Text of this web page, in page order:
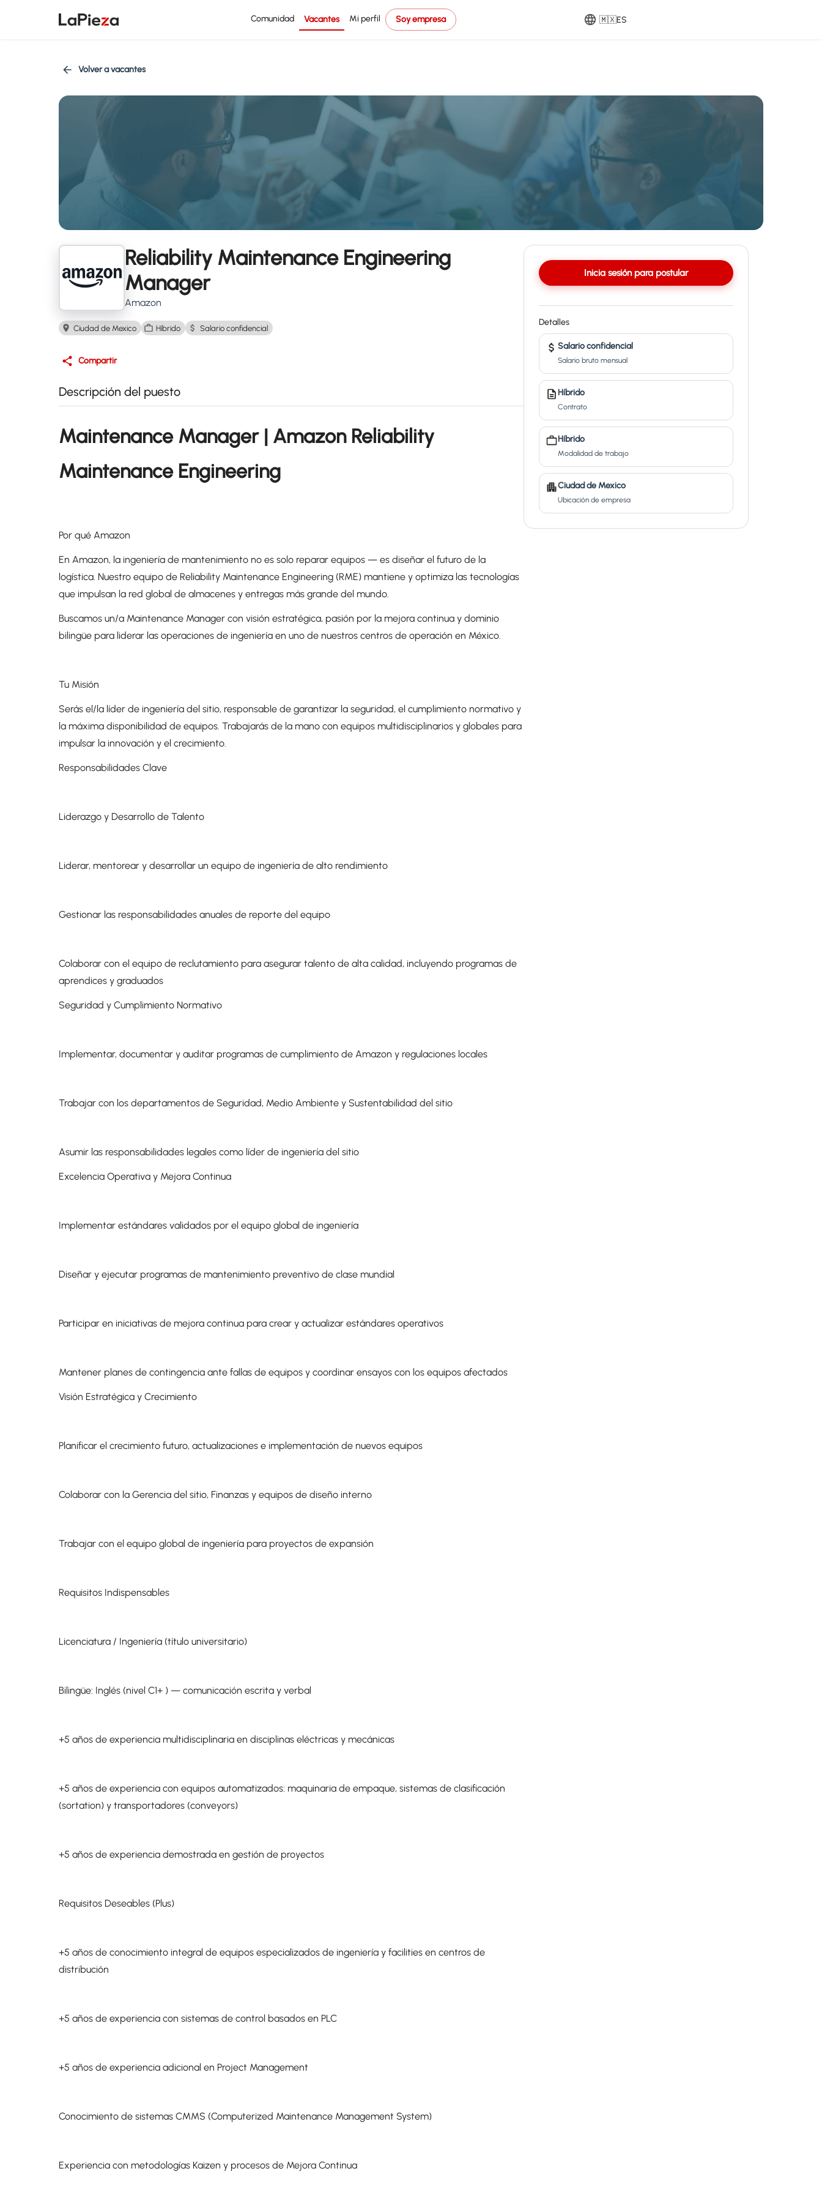
Comunidad Vacantes Mi perfil Soy empresa 🇲🇽ES
Volver a vacantes
Reliability Maintenance Engineering
Manager
Amazon
Ciudad de Mexico Híbrido Salario confidencial
Compartir
Descripción del puesto
Maintenance Manager | Amazon Reliability
Maintenance Engineering
Por qué Amazon
En Amazon, la ingeniería de mantenimiento no es solo reparar equipos — es diseñar el futuro de la
logística. Nuestro equipo de Reliability Maintenance Engineering (RME) mantiene y optimiza las tecnologías
que impulsan la red global de almacenes y entregas más grande del mundo.
Buscamos un/a Maintenance Manager con visión estratégica, pasión por la mejora continua y dominio
bilingüe para liderar las operaciones de ingeniería en uno de nuestros centros de operación en México.
Tu Misión
Serás el/la líder de ingeniería del sitio, responsable de garantizar la seguridad, el cumplimiento normativo y
la máxima disponibilidad de equipos. Trabajarás de la mano con equipos multidisciplinarios y globales para
impulsar la innovación y el crecimiento.
Responsabilidades Clave
Liderazgo y Desarrollo de Talento
Liderar, mentorear y desarrollar un equipo de ingeniería de alto rendimiento
Gestionar las responsabilidades anuales de reporte del equipo
Colaborar con el equipo de reclutamiento para asegurar talento de alta calidad, incluyendo programas de
aprendices y graduados
Seguridad y Cumplimiento Normativo
Implementar, documentar y auditar programas de cumplimiento de Amazon y regulaciones locales
Trabajar con los departamentos de Seguridad, Medio Ambiente y Sustentabilidad del sitio
Asumir las responsabilidades legales como líder de ingeniería del sitio
Excelencia Operativa y Mejora Continua
Implementar estándares validados por el equipo global de ingeniería
Diseñar y ejecutar programas de mantenimiento preventivo de clase mundial
Participar en iniciativas de mejora continua para crear y actualizar estándares operativos
Mantener planes de contingencia ante fallas de equipos y coordinar ensayos con los equipos afectados
Visión Estratégica y Crecimiento
Planificar el crecimiento futuro, actualizaciones e implementación de nuevos equipos
Colaborar con la Gerencia del sitio, Finanzas y equipos de diseño interno
Trabajar con el equipo global de ingeniería para proyectos de expansión
Requisitos Indispensables
Licenciatura / Ingeniería (título universitario)
Bilingüe: Inglés (nivel C1+ ) — comunicación escrita y verbal
+5 años de experiencia multidisciplinaria en disciplinas eléctricas y mecánicas
+5 años de experiencia con equipos automatizados: maquinaria de empaque, sistemas de clasificación
(sortation) y transportadores (conveyors)
+5 años de experiencia demostrada en gestión de proyectos
Requisitos Deseables (Plus)
+5 años de conocimiento integral de equipos especializados de ingeniería y facilities en centros de
distribución
+5 años de experiencia con sistemas de control basados en PLC
+5 años de experiencia adicional en Project Management
Conocimiento de sistemas CMMS (Computerized Maintenance Management System)
Experiencia con metodologías Kaizen y procesos de Mejora Continua
Inicia sesión para postular
Detalles
Salario confidencial
Salario bruto mensual
Híbrido
Contrato
Híbrido
Modalidad de trabajo
Ciudad de Mexico
Ubicación de empresa